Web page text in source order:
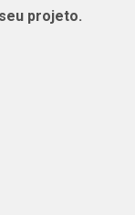
de uma base
projeto.